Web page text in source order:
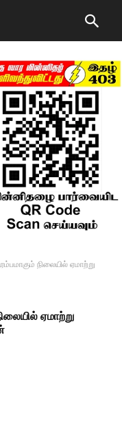
நிலையில் ஏமாற்று
ஏமாற்று